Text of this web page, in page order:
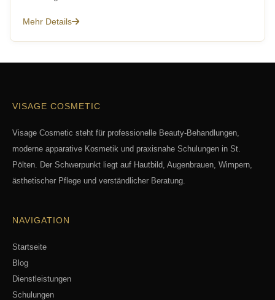
Mehr Details
VISAGE COSMETIC
Visage Cosmetic steht für professionelle Beauty-Behandlungen,
moderne apparative Kosmetik und praxisnahe Schulungen in St.
Pölten. Der Schwerpunkt liegt auf Hautbild, Augenbrauen, Wimpern,
ästhetischer Pflege und verständlicher Beratung.
NAVIGATION
Startseite
Blog
Dienstleistungen
Schulungen